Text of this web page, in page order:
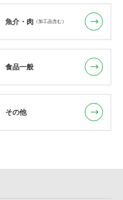
魚介・肉 （加工品含む）
食品一般
その他